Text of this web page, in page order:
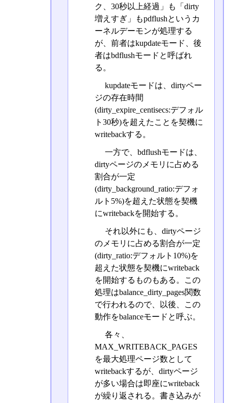
ク、30秒以上経過」も「dirty
増えすぎ」もpdflushというカ
ーネルデーモンが処理する
が、前者はkupdateモード、後
者はbdflushモードと呼ばれ
る。
kupdateモードは、dirtyペー
ジの存在時間
(dirty_expire_centisecs:デフォル
ト30秒)を超えたことを契機に
writebackする。
一方で、bdflushモードは、
dirtyページのメモリに占める
割合が一定
(dirty_background_ratio:デフォ
ルト5%)を超えた状態を契機
にwritebackを開始する。
それ以外にも、dirtyページ
のメモリに占める割合が一定
(dirty_ratio:デフォルト10%)を
超えた状態を契機にwriteback
を開始するものもある。この
処理はbalance_dirty_pages関数
で行われるので、以後、この
動作をbalanceモードと呼ぶ。
各々、
MAX_WRITEBACK_PAGES
を最大処理ページ数として
writebackするが、dirtyページ
が多い場合は即座にwriteback
が繰り返される。書き込みが